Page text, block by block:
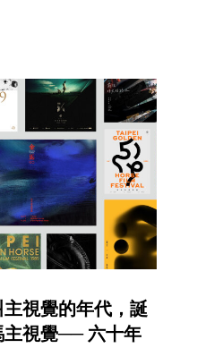
視覺的年代，誕
主視覺── 六十年